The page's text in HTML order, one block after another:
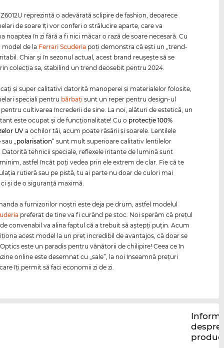
reprezintă o adevărată sclipire de fashion, deoarece
de soare îţi vor conferi o strălucire aparte, care va
noaptea în zi fără a fi nici măcar o rază de soare necesară. Cu
model de la Ferrari Scuderia poţi demonstra că eşti un „trend-
Chiar şi în sezonul actual, acest brand reuşeşte să se
colecţia sa, stabilind un trend deosebit pentru 2024.
şi super calitativi datorită manoperei şi materialelor folosite,
speciali pentru bărbaţi sunt un reper pentru design-ul
cultivarea încrederii de sine. La noi, alături de estetică, un
este ocupat şi de funcţionalitate! Cu o protecţie 100%
UV a ochilor tăi, acum poate răsării şi soarele. Lentilele
sau „polarisation“ sunt mult superioare calitativ lentilelor
Datorită tehnicii speciale, reflexele iritante de lumină sunt
astfel încât poţi vedea prin ele extrem de clar. Fie că te
rutieră sau pe pistă, tu ai parte nu doar de culori mai
şi de o siguranţă maximă.
a furnizorilor noştri este deja pe drum, astfel modelul
preferat de tine va fi curând pe stoc. Noi sperăm că preţul
convenabil va alina faptul că a trebuit să aştepţi puţin. Acum
acest model la un preţ incredibil de avantajos, că doar se
este un paradis pentru vânătorii de chilipire! Ceea ce în
online este desemnat cu „sale”, la noi înseamnă preţuri
îţi permit să faci economii zi de zi.
despre